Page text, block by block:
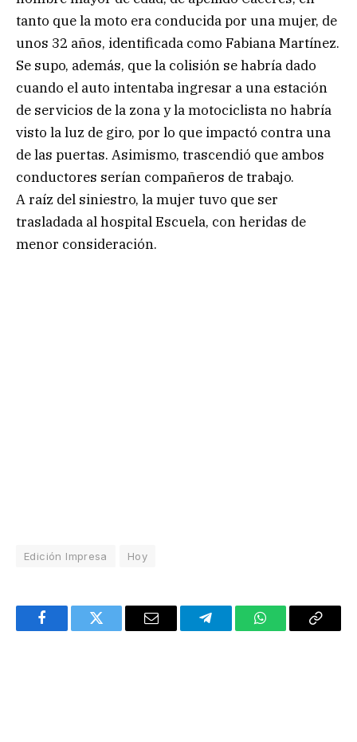
tanto que la moto era conducida por una mujer, de
unos 32 años, identificada como Fabiana Martínez.
Se supo, además, que la colisión se habría dado
cuando el auto intentaba ingresar a una estación
de servicios de la zona y la motociclista no habría
visto la luz de giro, por lo que impactó contra una
de las puertas. Asimismo, trascendió que ambos
conductores serían compañeros de trabajo.
A raíz del siniestro, la mujer tuvo que ser
trasladada al hospital Escuela, con heridas de
menor consideración.
Edición Impresa Hoy
FacebookTwitter Email TelegramWhatsAppCopy